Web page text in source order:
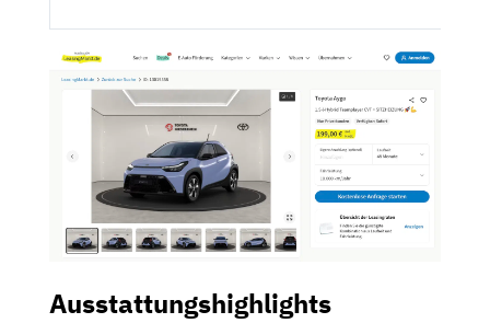
Ausstattungshighlights